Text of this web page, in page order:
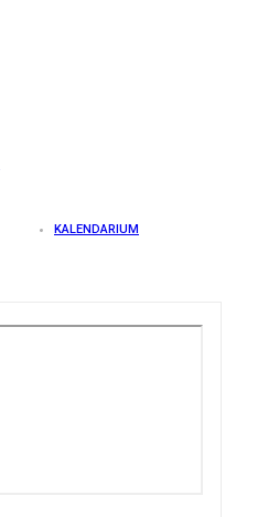
KALENDARIUM